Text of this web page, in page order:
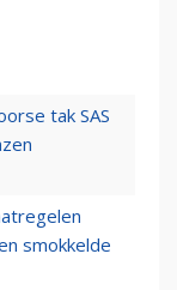
tak SAS
smokkelde